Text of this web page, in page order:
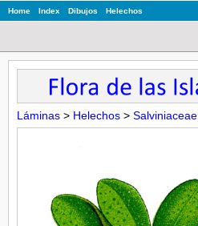
Home Index Dibujos Helechos
Láminas > Helechos > Salviniaceae